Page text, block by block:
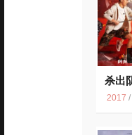
杀出
2017